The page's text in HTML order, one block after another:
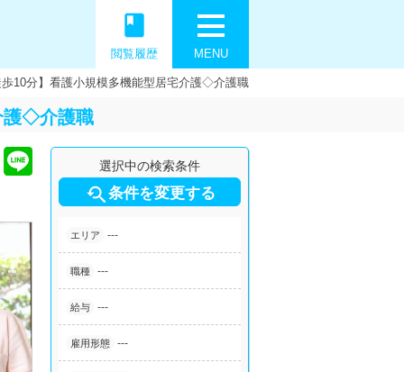
MENU
book
閲覧履歴
10分】看護小規模多機能型居宅介護◇介護職
護◇介護職
選択中の検索条件
条件を変更する
エリア ---
職種 ---
給与 ---
雇用形態 ---